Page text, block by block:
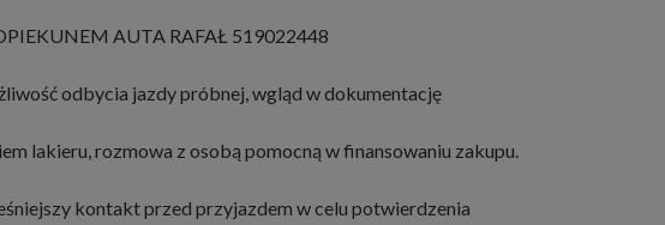
AUTA RAFAŁ 519022448
odbycia jazdy próbnej, wgląd w dokumentację
lakieru, rozmowa z osobą pomocną w finansowaniu zakupu.
kontakt przed przyjazdem w celu potwierdzenia